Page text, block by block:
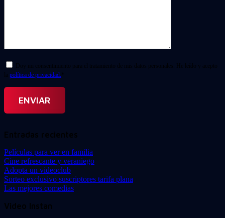
Doy mi consentimiento para el tratamiento de mis datos personales. He leído y acepto
la política de privacidad. *
Entradas recientes
Películas para ver en familia
Cine refrescante y veraniego
Adopta un videoclub
Sorteo exclusivo suscriptores tarifa plana
Las mejores comedias
Video Instan